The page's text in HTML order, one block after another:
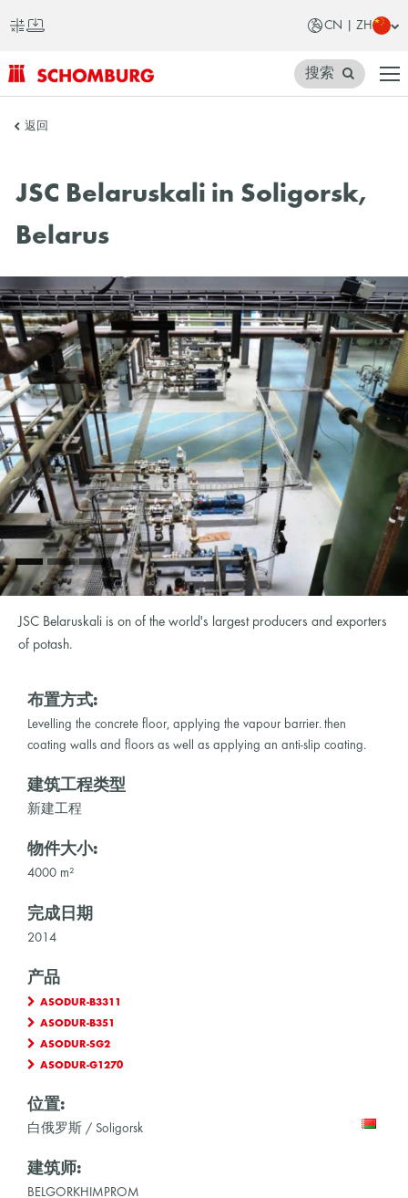
CN | ZH
SCHOMBURG
国
搜索
返回
JSC Belaruskali in Soligorsk,
Belarus
JSC Belaruskali is on of the world's largest producers and exporters
of potash.
布置方式:
Levelling the concrete floor, applying the vapour barrier. then
coating walls and floors as well as applying an anti-slip coating.
建筑工程类型
新建工程
物件大小:
4000 m²
完成日期
2014
产品
ASODUR-B3311
ASODUR-B351
ASODUR-SG2
ASODUR-G1270
位置:
白俄罗斯 / Soligorsk
建筑师:
BELGORKHIMPROM